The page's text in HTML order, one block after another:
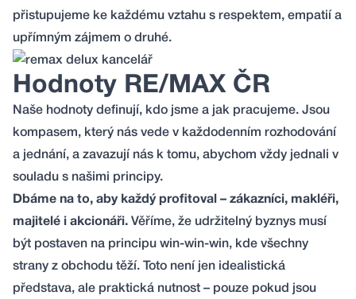
přistupujeme ke každému vztahu s respektem, empatií a
upřímným zájmem o druhé.
Hodnoty RE/MAX ČR
Naše hodnoty definují, kdo jsme a jak pracujeme. Jsou
kompasem, který nás vede v každodenním rozhodování
a jednání, a zavazují nás k tomu, abychom vždy jednali v
souladu s našimi principy.
Dbáme na to, aby každý profitoval – zákazníci, makléři,
majitelé i akcionáři. Věříme, že udržitelný byznys musí
být postaven na principu win-win-win, kde všechny
strany z obchodu těží. Toto není jen idealistická
představa, ale praktická nutnost – pouze pokud jsou